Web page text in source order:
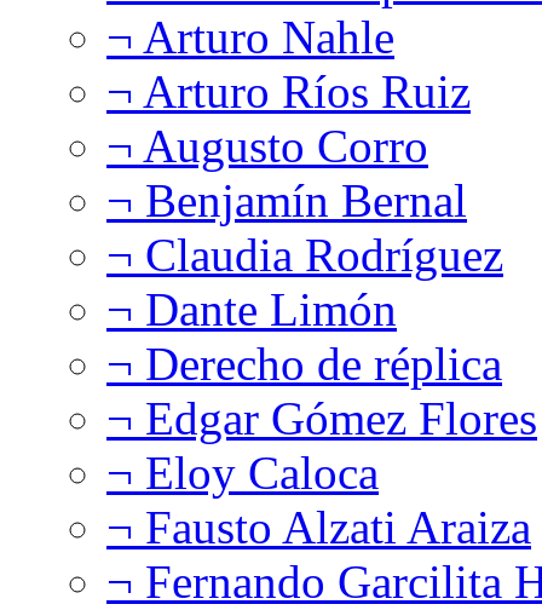
¬ Arturo Nahle
¬ Arturo Ríos Ruiz
¬ Augusto Corro
¬ Benjamín Bernal
¬ Claudia Rodríguez
¬ Dante Limón
¬ Derecho de réplica
¬ Edgar Gómez Flores
¬ Eloy Caloca
¬ Fausto Alzati Araiza
¬ Fernando Garcilita